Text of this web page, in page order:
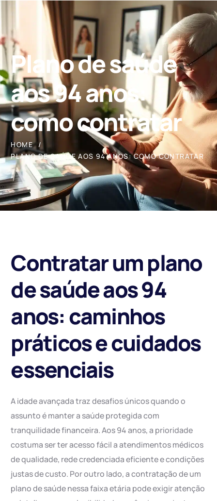
Plano de saúde
aos 94 anos:
como contratar
HOME
PLANO DE SAÚDE AOS 94 ANOS: COMO CONTRATAR
Contratar um plano
de saúde aos 94
anos: caminhos
práticos e cuidados
essenciais
A idade avançada traz desafios únicos quando o
assunto é manter a saúde protegida com
tranquilidade financeira. Aos 94 anos, a prioridade
costuma ser ter acesso fácil a atendimentos médicos
de qualidade, rede credenciada eficiente e condições
justas de custo. Por outro lado, a contratação de um
plano de saúde nessa faixa etária pode exigir atenção